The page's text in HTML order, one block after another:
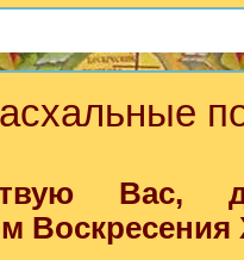
Вас,
Воскресения